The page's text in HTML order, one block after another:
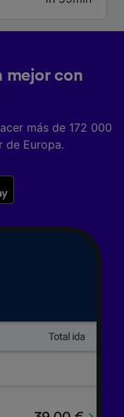
mejor con
más de 172 000
de Europa.
Publicidad y
de